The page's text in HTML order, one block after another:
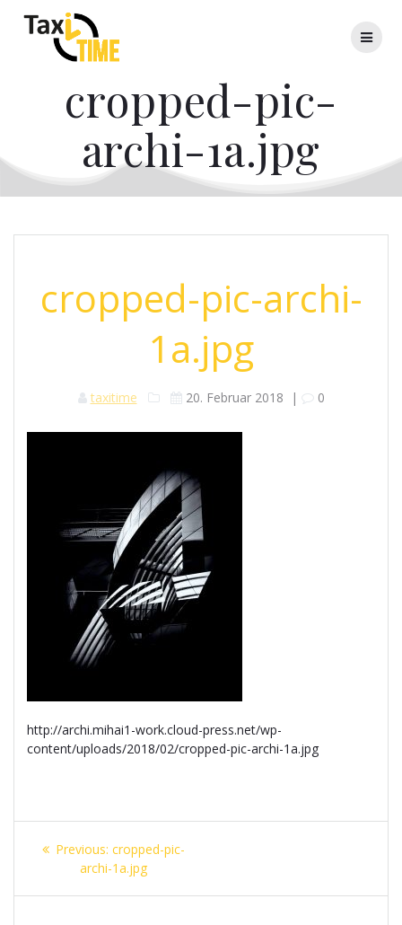
cropped-pic-
archi-1a.jpg
cropped-pic-archi-
1a.jpg
taxitime 20. Februar 2018 | 0
http://archi.mihai1-work.cloud-press.net/wp-
content/uploads/2018/02/cropped-pic-archi-1a.jpg
Beitragsnavigation
Previous: Previous
post:
cropped-pic-
archi-1a.jpg